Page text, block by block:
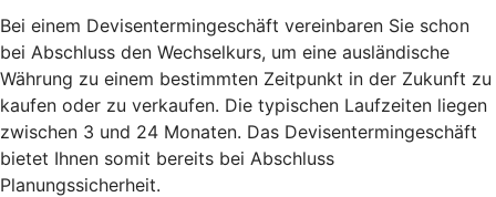
Bei einem Devisentermingeschäft vereinbaren Sie schon
bei Abschluss den Wechselkurs, um eine ausländische
Währung zu einem bestimmten Zeitpunkt in der Zukunft zu
kaufen oder zu verkaufen. Die typischen Laufzeiten liegen
zwischen 3 und 24 Monaten. Das Devisentermingeschäft
bietet Ihnen somit bereits bei Abschluss
Planungssicherheit.